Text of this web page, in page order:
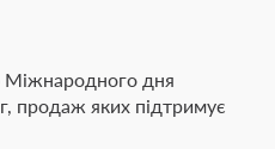
дня
продаж яких підтримує